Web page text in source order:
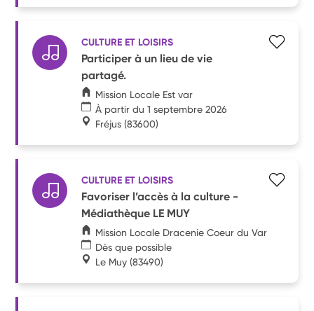
CULTURE ET LOISIRS
Participer à un lieu de vie
partagé.
Mission Locale Est var
À partir du 1 septembre 2026
Fréjus (83600)
CULTURE ET LOISIRS
Favoriser l’accès à la culture -
Médiathèque LE MUY
Mission Locale Dracenie Coeur du Var
Dès que possible
Le Muy (83490)